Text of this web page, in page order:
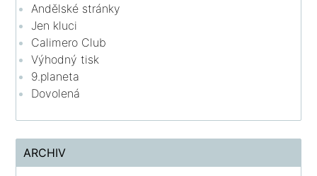
Andělské stránky
Jen kluci
Calimero Club
Výhodný tisk
9.planeta
Dovolená
ARCHIV